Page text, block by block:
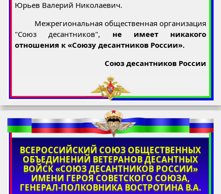
Юрьев Валерий Николаевич.
Межрегиональная общественная организация
"Союз десантников", не имеет никакого
отношения к «Союзу десантников России».
Союз десантников России
ВСЕРОССИЙСКИЙ СОЮЗ ОБЩЕСТВЕННЫХ
ОБЪЕДИНЕНИЙ ВЕТЕРАНОВ ДЕСАНТНЫХ
ВОЙСК «СОЮЗ ДЕСАНТНИКОВ РОССИИ»
ИМЕНИ ГЕРОЯ СОВЕТСКОГО СОЮЗА,
ГЕНЕРАЛ-ПОЛКОВНИКА ВОСТРОТИНА В.А.